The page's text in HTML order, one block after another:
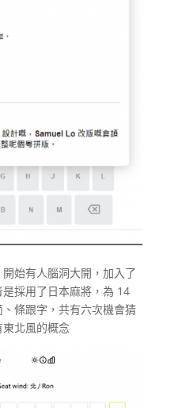
始有人腦洞大開，加入了
採用了日本麻將，為 14
條跟字，共有六次機會猜
北風的概念